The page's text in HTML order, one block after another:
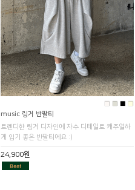
■ ■ ■ ■
music 링거 반팔티
트렌디한 링거 디자인에 자수 디테일로 캐주얼하
게 입기 좋은 반팔티에요 :)
24,900원